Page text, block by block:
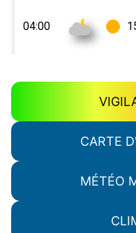
CARTE
MÉTÉO